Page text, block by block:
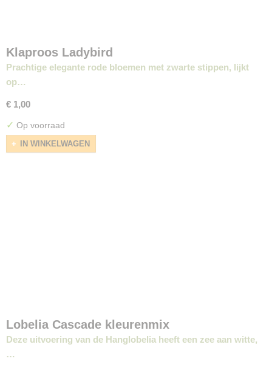
Klaproos Ladybird
Prachtige elegante rode bloemen met zwarte stippen, lijkt
op…
€ 1,00
✓ Op voorraad
IN WINKELWAGEN
Lobelia Cascade kleurenmix
Deze uitvoering van de Hanglobelia heeft een zee aan witte,
…